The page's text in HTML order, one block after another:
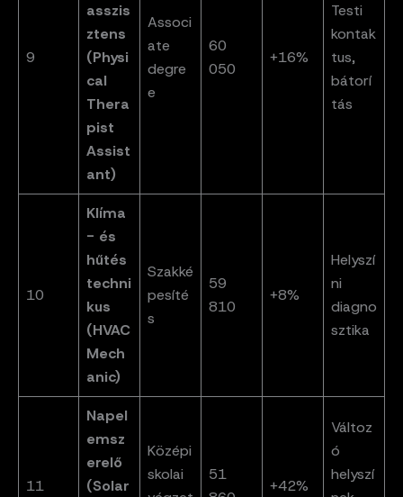
9
asszis
ztens
(Physi
cal
Thera
pist
Assist
ant)
Associ
ate
degre
e
60
050
+16%
Testi
kontak
tus,
bátorí
tás
10
Klíma
- és
hűtés
techni
kus
(HVAC
Mech
anic)
Szakké
pesíté
s
59
810
+8%
Helyszí
ni
diagno
sztika
11
Napel
emsz
erelő
(Solar
Középi
skolai
51
+42%
Változ
ó
helyszí